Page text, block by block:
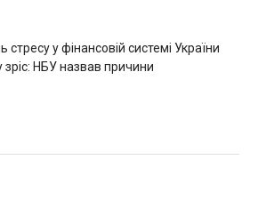
стресу у фінансовій системі України
зріс: НБУ назвав причини